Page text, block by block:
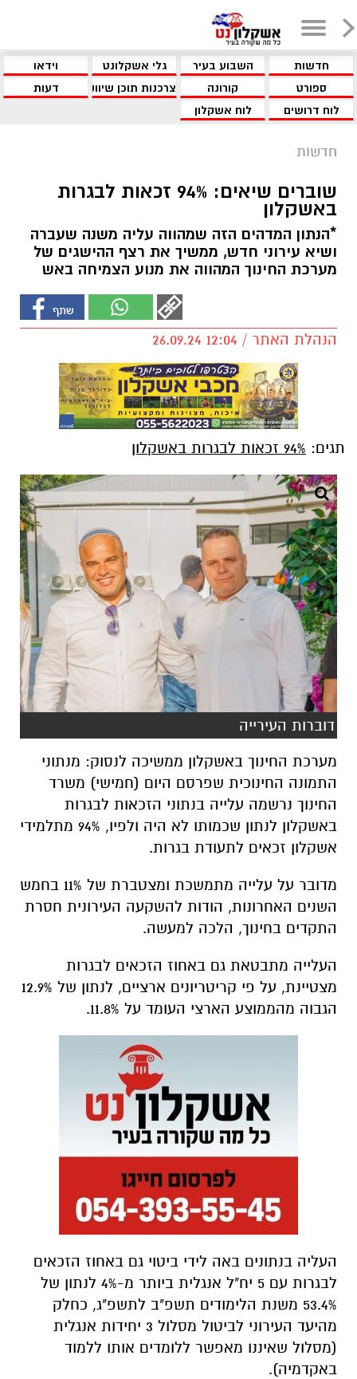
חדשות השבוע בעיר גלי אשקלונט
וידאו
ספורט
קורונה צרכנות תוכן שיווקי
דעות
לוח דרושים
לוח אשקלון
חדשות
שוברים שיאים: 94% זכאות לבגרות
באשקלון
*הנתון המדהים הזה שמהווה עליה משנה שעברה
ושיא עירוני חדש, ממשיך את רצף ההישגים של
מערכת החינוך המהווה את מנוע הצמיחה באש
הנהלת האתר / 12:04 26.09.24
תגים: 94% זכאות לבגרות באשקלון
דוברות העירייה
מערכת החינוך באשקלון ממשיכה לנסוק: מנתוני
התמונה החינוכית שפרסם היום (חמישי) משרד
החינוך נרשמה עלייה בנתוני הזכאות לבגרות
באשקלון לנתון שכמותו לא היה ולפיו, 94% מתלמידי
אשקלון זכאים לתעודת בגרות.
מדובר על עלייה מתמשכת ומצטברת של 11% בחמש
השנים האחרונות, הודות להשקעה העירונית חסרת
התקדים בחינוך, הלכה למעשה.
העלייה מתבטאת גם באחוז הזכאים לבגרות
מצטיינת, על פי קריטריונים ארציים, לנתון של 12.9%
הגבוה מהממוצע הארצי העומד על 11.8%.
העליה בנתונים באה לידי ביטוי גם באחוז הזכאים
לבגרות עם 5 יח"ל אנגלית ביותר מ-4% לנתון של
53.4% משנת הלימודים תשפ"ב לתשפ"ג, כחלק
מהיעד העירוני לביטול מסלול 3 יחידות אנגלית
(מסלול שאיננו מאפשר ללומדים אותו ללמוד
באקדמיה).